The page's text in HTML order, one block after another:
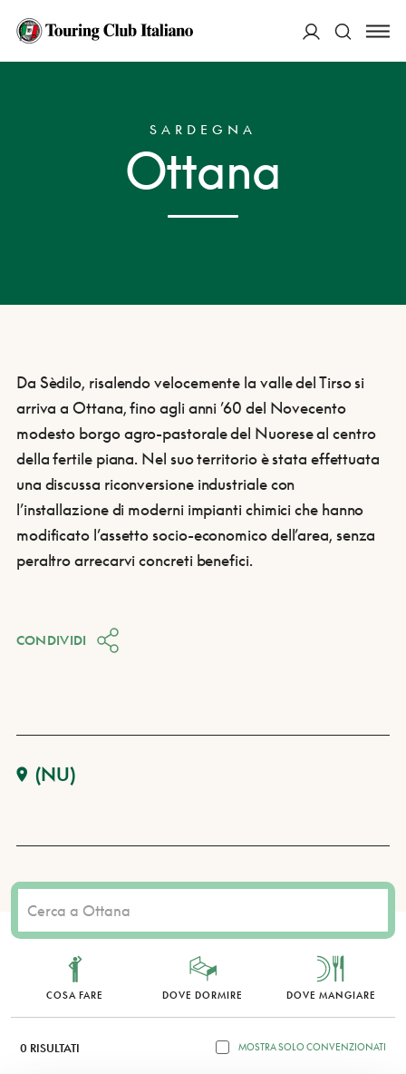
HOME
SARDEGNA
Ottana
Da Sèdilo, risalendo velocemente la valle del Tirso si
arriva a Ottana, fino agli anni ’60 del Novecento
modesto borgo agro-pastorale del Nuorese al centro
della fertile piana. Nel suo territorio è stata effettuata
una discussa riconversione industriale con
l’installazione di moderni impianti chimici che hanno
modificato l’assetto socio-economico dell’area, senza
peraltro arrecarvi concreti benefici.
CONDIVIDI
(NU)
COSA FARE DOVE DORMIRE DOVE MANGIARE
0 RISULTATI MOSTRA SOLO CONVENZIONATI